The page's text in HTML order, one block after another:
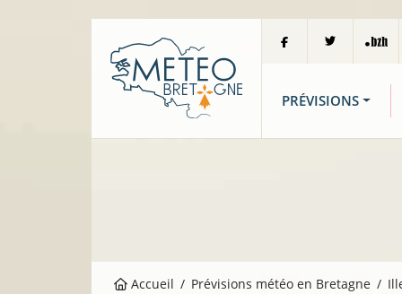
PRÉVISIONS
Accueil Prévisions météo en Bretagne